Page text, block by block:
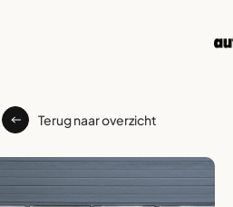
Terug naar overzicht